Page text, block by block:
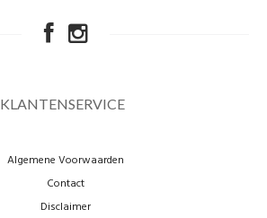
KLANTENSERVICE
Algemene Voorwaarden
Contact
Disclaimer